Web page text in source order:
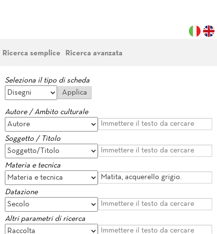
Ricerca semplice Ricerca avanzata
Seleziona il tipo di scheda
Autore / Ambito culturale
Soggetto / Titolo
Materia e tecnica
Datazione
Altri parametri di ricerca